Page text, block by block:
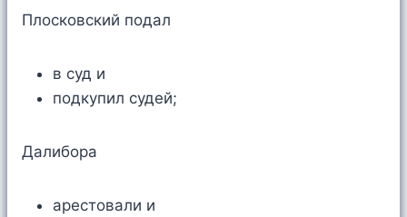
Плосковский подал
в суд и
подкупил судей;
Далибора
арестовали и